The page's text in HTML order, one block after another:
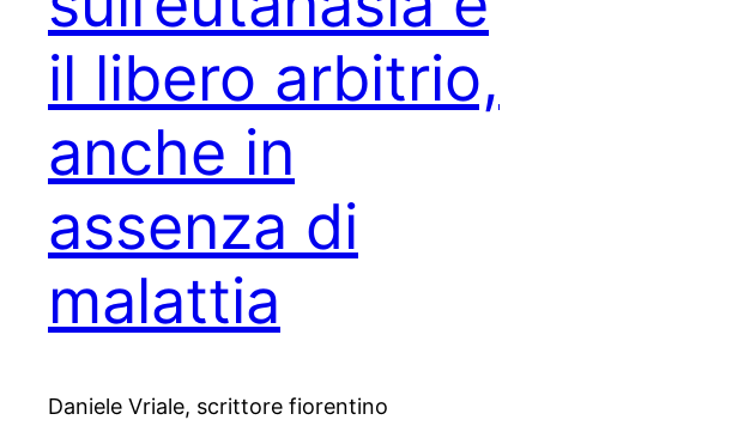
il libero arbitrio,
anche in
assenza di
malattia
Daniele Vriale, scrittore fiorentino